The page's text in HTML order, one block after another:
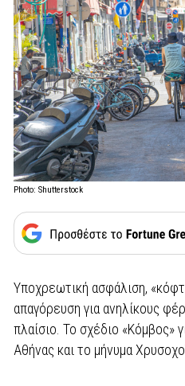
Photo: Shutterstock
Υποχρεωτική ασφάλιση,
απαγόρευση για ανηλίκους
πλαίσιο. Το σχέδιο «Κόμβος»
Αθήνας και το μήνυμα